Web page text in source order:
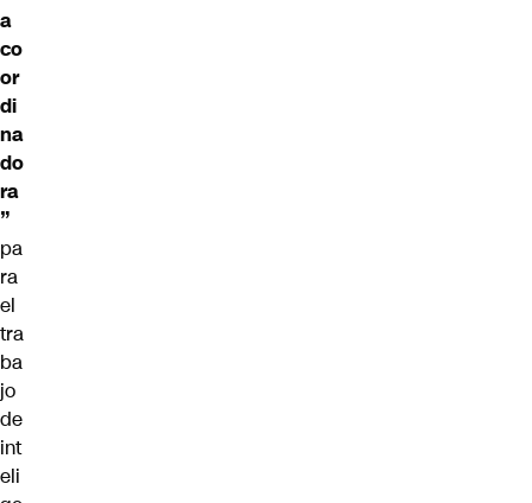
a
co
or
di
na
do
ra
”
pa
ra
el
tra
ba
jo
de
int
eli